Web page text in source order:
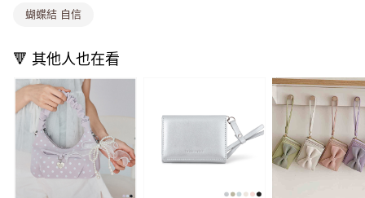
帳／街口支付／iPASS MONEY」等通路繳費。
【注意事項】
1.本服務係由「台灣大哥大股份有限公司」（以下簡稱本公司）所提供，讓
用戶於交易時，得透過本服務購買商品或服務，並由商店將買賣／分期付款
買賣價金債權讓與本公司後，依約使用本公司帳單繳交帳款。
2.基於同意付款使用「大哥付你分期」之契約關係目的，商店將以您的個人
資料（包含姓名、電話或地址）提供予台灣大哥大進項蒐集、處理及利用，
由本公司與您本人進行分期帳單所需資料之確認、核對及更正。
3.完整用戶服務條款，請詳閱以下連結：
https://oppay.tw/userRule
萊爾富取貨付款
付款後萊爾富取貨
每筆NT$8,888，滿NT$8,888(含以上)免運費
7-11取貨付款
每筆NT$80，滿NT$1,000(含以上)免運費
付款後7-11取貨
每筆NT$80，滿NT$1,000(含以上)免運費
蝴蝶結 自信
🔻 其他人也在看